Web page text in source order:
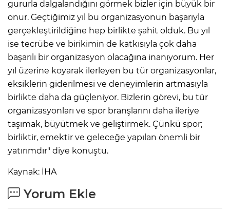
gururla dalgalandığını görmek bizler için büyük bir
onur. Geçtiğimiz yıl bu organizasyonun başarıyla
gerçekleştirildiğine hep birlikte şahit olduk. Bu yıl
ise tecrübe ve birikimin de katkısıyla çok daha
başarılı bir organizasyon olacağına inanıyorum. Her
yıl üzerine koyarak ilerleyen bu tür organizasyonlar,
eksiklerin giderilmesi ve deneyimlerin artmasıyla
birlikte daha da güçleniyor. Bizlerin görevi, bu tür
organizasyonları ve spor branşlarını daha ileriye
taşımak, büyütmek ve geliştirmek. Çünkü spor;
birliktir, emektir ve geleceğe yapılan önemli bir
yatırımdır" diye konuştu.
Kaynak: İHA
Yorum Ekle